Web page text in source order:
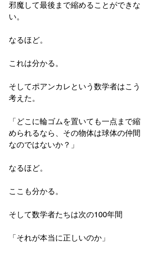
邪魔して最後まで縮めることができな
い。
なるほど。
これは分かる。
そしてポアンカレという数学者はこう
考えた。
「どこに輪ゴムを置いても一点まで縮
められるなら、その物体は球体の仲間
なのではないか？」
なるほど。
ここも分かる。
そして数学者たちは次の100年間
「それが本当に正しいのか」